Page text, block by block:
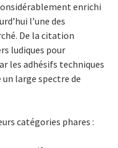
enrichi
l’une des
De la citation
ludiques pour
les adhésifs techniques
large spectre de
catégories phares :